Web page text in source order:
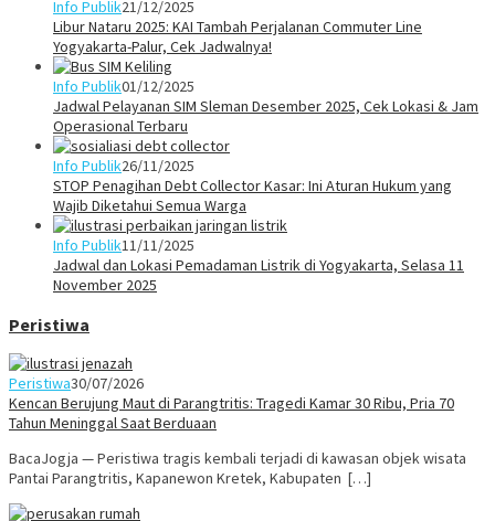
Info Publik21/12/2025
Libur Nataru 2025: KAI Tambah Perjalanan Commuter Line
Yogyakarta-Palur, Cek Jadwalnya!
Info Publik01/12/2025
Jadwal Pelayanan SIM Sleman Desember 2025, Cek Lokasi & Jam
Operasional Terbaru
Info Publik26/11/2025
STOP Penagihan Debt Collector Kasar: Ini Aturan Hukum yang
Wajib Diketahui Semua Warga
Info Publik11/11/2025
Jadwal dan Lokasi Pemadaman Listrik di Yogyakarta, Selasa 11
November 2025
Peristiwa
Peristiwa30/07/2026
Kencan Berujung Maut di Parangtritis: Tragedi Kamar 30 Ribu, Pria 70
Tahun Meninggal Saat Berduaan
BacaJogja — Peristiwa tragis kembali terjadi di kawasan objek wisata
Pantai Parangtritis, Kapanewon Kretek, Kabupaten […]